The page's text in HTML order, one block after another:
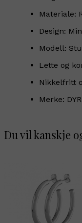
Materiale:
Design:
Modell:
Lette og
Nikkelfritt
Merke:
Du vil kanskje